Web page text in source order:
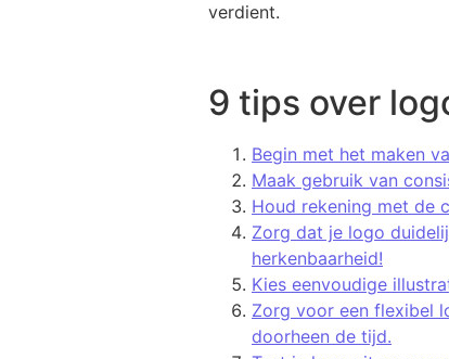
verdient.
9 tips over
Begin met het maken
Maak gebruik van
Houd rekening met de
Zorg dat je logo
herkenbaarheid!
Kies eenvoudige
Zorg voor een flexibel
doorheen de tijd.